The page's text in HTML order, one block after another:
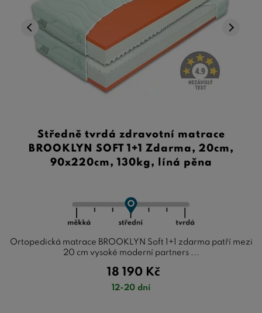
Středně tvrdá zdravotní matrace
BROOKLYN SOFT 1+1 Zdarma, 20cm,
90x220cm, 130kg, líná pěna
Ortopedická matrace BROOKLYN Soft 1+1 zdarma patří mezi
20 cm vysoké moderní partners ...
18 190 Kč
12-20 dní